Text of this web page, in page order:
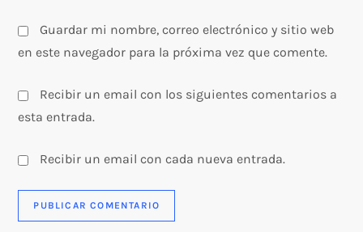
s
Guardar mi nombre, correo electrónico y sitio web
en este navegador para la próxima vez que comente.
Recibir un email con los siguientes comentarios a
esta entrada.
Recibir un email con cada nueva entrada.